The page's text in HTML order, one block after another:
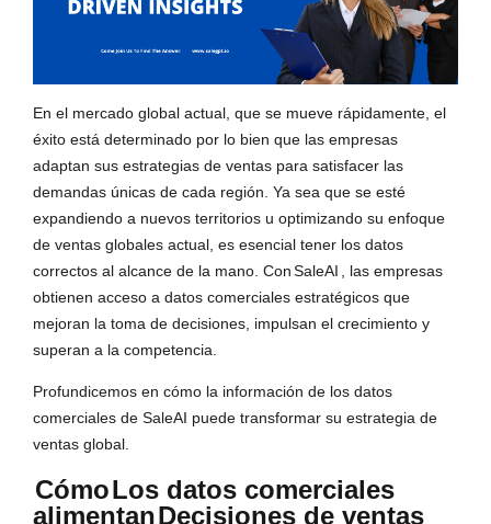
En el mercado global actual, que se mueve rápidamente, el
éxito está determinado por lo bien que las empresas
adaptan sus estrategias de ventas para satisfacer las
demandas únicas de cada región. Ya sea que se esté
expandiendo a nuevos territorios u optimizando su enfoque
de ventas globales actual, es esencial tener los datos
correctos al alcance de la mano. ConSaleAI , las empresas
obtienen acceso a datos comerciales estratégicos que
mejoran la toma de decisiones, impulsan el crecimiento y
superan a la competencia.
Profundicemos en cómo la información de los datos
comerciales de SaleAI puede transformar su estrategia de
ventas global.
CómoLos datos comerciales
alimentanDecisiones de ventas